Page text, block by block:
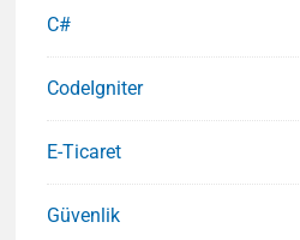
C#
CodeIgniter
E-Ticaret
Güvenlik